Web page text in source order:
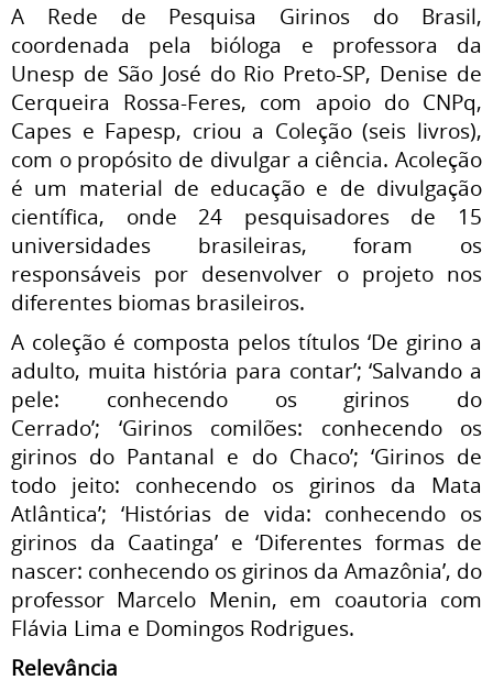
A Rede de Pesquisa Girinos do Brasil,
coordenada pela bióloga e professora da
Unesp de São José do Rio Preto-SP, Denise de
Cerqueira Rossa-Feres, com apoio do CNPq,
Capes e Fapesp, criou a Coleção (seis livros),
com o propósito de divulgar a ciência. Acoleção
é um material de educação e de divulgação
científica, onde 24 pesquisadores de 15
universidades brasileiras, foram os
responsáveis por desenvolver o projeto nos
diferentes biomas brasileiros.
A coleção é composta pelos títulos ‘De girino a
adulto, muita história para contar’; ‘Salvando a
pele: conhecendo os girinos do
Cerrado’; ‘Girinos comilões: conhecendo os
girinos do Pantanal e do Chaco’; ‘Girinos de
todo jeito: conhecendo os girinos da Mata
Atlântica’; ‘Histórias de vida: conhecendo os
girinos da Caatinga’ e ‘Diferentes formas de
nascer: conhecendo os girinos da Amazônia’, do
professor Marcelo Menin, em coautoria com
Flávia Lima e Domingos Rodrigues.
Relevância